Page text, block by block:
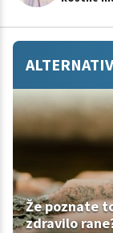
Že poznate
zdravilo